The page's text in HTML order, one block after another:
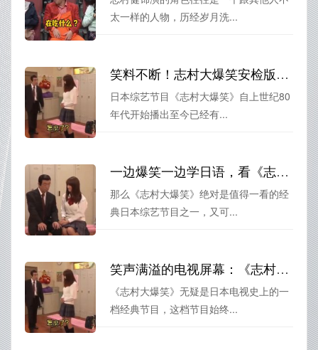
太一样的人物，历经岁月洗...
笑料不断！志村大爆笑安检版，让你感受最轻松幽默的日本文化风情。
日本综艺节目《志村大爆笑》自上世纪80
年代开始播出至今已经有...
一边爆笑一边学日语，看《志村大爆笑》妙语连珠，成为日语达人
那么《志村大爆笑》绝对是值得一看的经
典日本综艺节目之一，又可...
笑声满溢的电视屏幕：《志村大爆笑》让你迎面而来的经典百场
《志村大爆笑》无疑是日本电视史上的一
档经典节目，这档节目始终...